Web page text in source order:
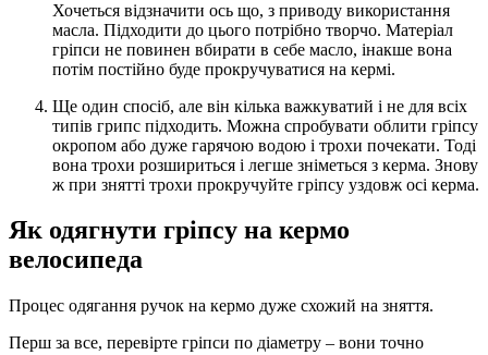
Хочеться відзначити ось що, з приводу використання
масла. Підходити до цього потрібно творчо. Матеріал
гріпси не повинен вбирати в себе масло, інакше вона
потім постійно буде прокручуватися на кермі.
Ще один спосіб, але він кілька важкуватий і не для всіх
типів грипс підходить. Можна спробувати облити гріпсу
окропом або дуже гарячою водою і трохи почекати. Тоді
вона трохи розшириться і легше зніметься з керма. Знову
ж при знятті трохи прокручуйте гріпсу уздовж осі керма.
Як одягнути гріпсу на кермо
велосипеда
Процес одягання ручок на кермо дуже схожий на зняття.
Перш за все, перевірте гріпси по діаметру – вони точно